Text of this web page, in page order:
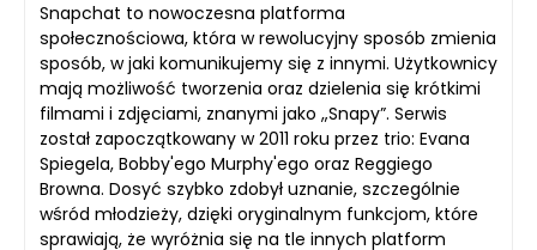
Snapchat to nowoczesna platforma
społecznościowa, która w rewolucyjny sposób zmienia
sposób, w jaki komunikujemy się z innymi. Użytkownicy
mają możliwość tworzenia oraz dzielenia się krótkimi
filmami i zdjęciami, znanymi jako „Snapy”. Serwis
został zapoczątkowany w 2011 roku przez trio: Evana
Spiegela, Bobby'ego Murphy'ego oraz Reggiego
Browna. Dosyć szybko zdobył uznanie, szczególnie
wśród młodzieży, dzięki oryginalnym funkcjom, które
sprawiają, że wyróżnia się na tle innych platform